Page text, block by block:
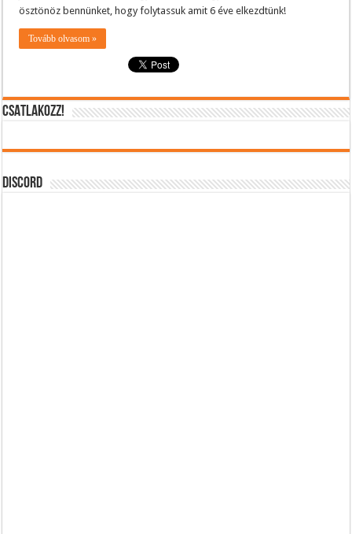
ösztönöz bennünket, hogy folytassuk amit 6 éve elkezdtünk!
Tovább olvasom »
CSATLAKOZZ!
DISCORD